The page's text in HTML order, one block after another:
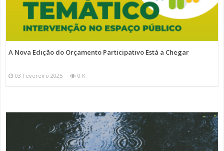
A Nova Edição do Orçamento Participativo Está a Chegar
03 Fevereiro 2025 0 K